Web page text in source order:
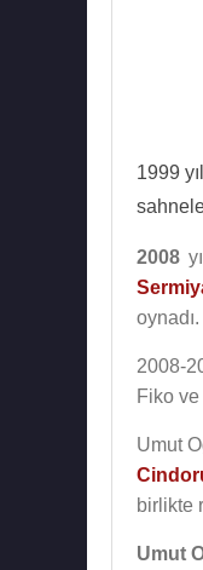
1999
2008
oynadı.
2008-
Fiko
Umut
birlikte
Umut